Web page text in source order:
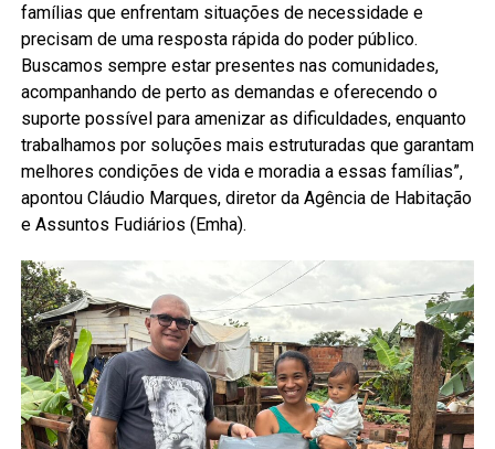
famílias que enfrentam situações de necessidade e
precisam de uma resposta rápida do poder público.
Buscamos sempre estar presentes nas comunidades,
acompanhando de perto as demandas e oferecendo o
suporte possível para amenizar as dificuldades, enquanto
trabalhamos por soluções mais estruturadas que garantam
melhores condições de vida e moradia a essas famílias”,
apontou Cláudio Marques, diretor da Agência de Habitação
e Assuntos Fudiários (Emha).